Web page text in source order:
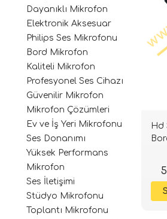
Dayanıklı Mikrofon
Elektronik Aksesuar
Philips Ses Mikrofonu
Bord Mikrofon
Kaliteli Mikrofon
Profesyonel Ses Cihazı
Güvenilir Mikrofon
Mikrofon Çözümleri
Ev ve İş Yeri Mikrofonu
Ses Donanımı
Yüksek Performans
Mikrofon
Ses İletişimi
Stüdyo Mikrofonu
Toplantı Mikrofonu
Hd